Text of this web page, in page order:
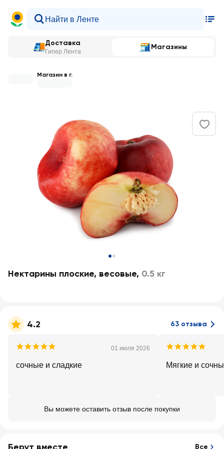
Доставка
Гипер Лента
Магазины
Магазин в г.
Нектарины плоские, весовые, 0.5 кг
4.2 63 отзыва
01 июля 2026
сочные и сладкие Мягкие и
Вы можете оставить отзыв после покупки
Все